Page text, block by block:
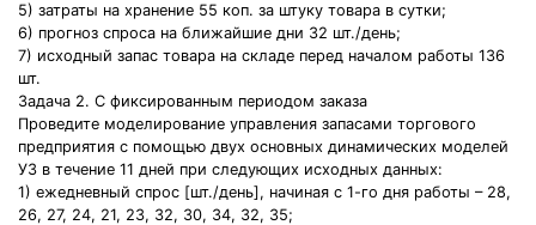
5) затраты на хранение 55 коп. за штуку товара в сутки;
6) прогноз спроса на ближайшие дни 32 шт./день;
7) исходный запас товара на складе перед началом работы 136
шт.
Задача 2. С фиксированным периодом заказа
Проведите моделирование управления запасами торгового
предприятия с помощью двух основных динамических моделей
УЗ в течение 11 дней при следующих исходных данных:
1) ежедневный спрос [шт./день], начиная с 1-го дня работы – 28,
26, 27, 24, 21, 23, 32, 30, 34, 32, 35;